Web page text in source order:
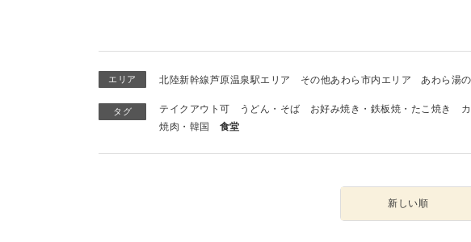
エリア 北陸新幹線芦原温泉駅エリア その他あわら市内エリア あわら湯
タグ テイクアウト可 うどん・そば お好み焼き・鉄板焼・たこ焼き
焼肉・韓国
食堂
新しい順